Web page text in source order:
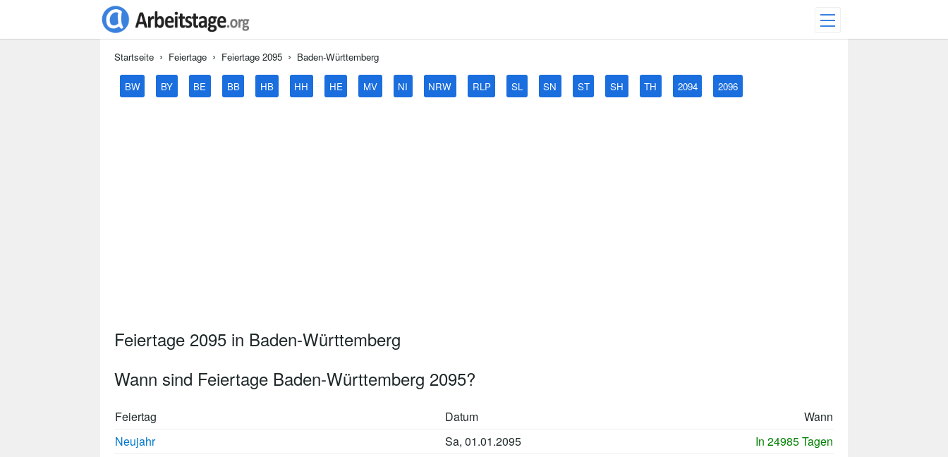
Startseite Feiertage Feiertage 2095 Baden-Württemberg
BW BY BE BB HB HH HE MV NI NRW RLP SL SN ST SH TH 2094 2096
Feiertage 2095 in Baden-Württemberg
Wann sind Feiertage Baden-Württemberg 2095?
Feiertag Datum
Wann
Neujahr
Sa, 01.01.2095
In 24985 Tagen